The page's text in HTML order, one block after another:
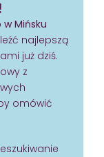
Mińsku
najlepszą
już dziś.
z
omówić